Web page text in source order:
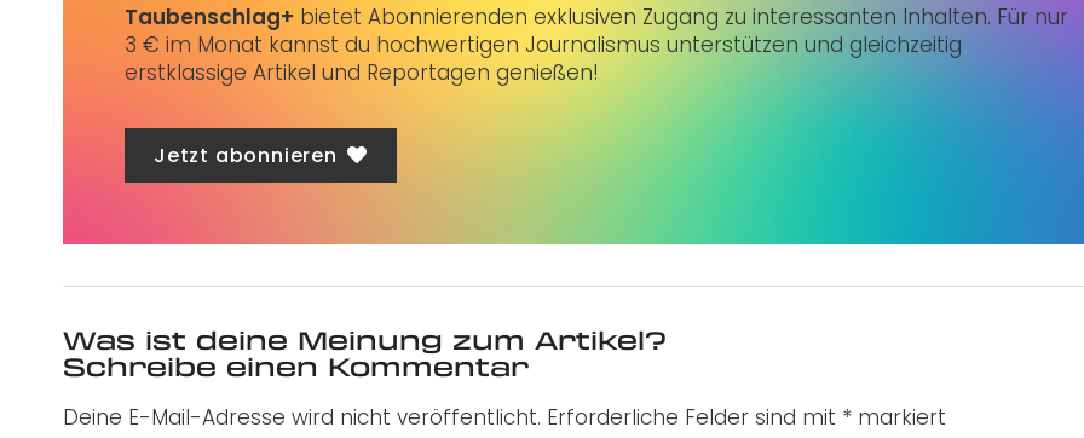
Taubenschlag+ bietet Abonnierenden exklusiven Zugang zu interessanten Inhalten. Für nur
3 € im Monat kannst du hochwertigen Journalismus unterstützen und gleichzeitig
erstklassige Artikel und Reportagen genießen!
Jetzt abonnieren
Was ist deine Meinung zum Artikel?
Schreibe einen Kommentar
Deine E-Mail-Adresse wird nicht veröffentlicht. Erforderliche Felder sind mit * markiert